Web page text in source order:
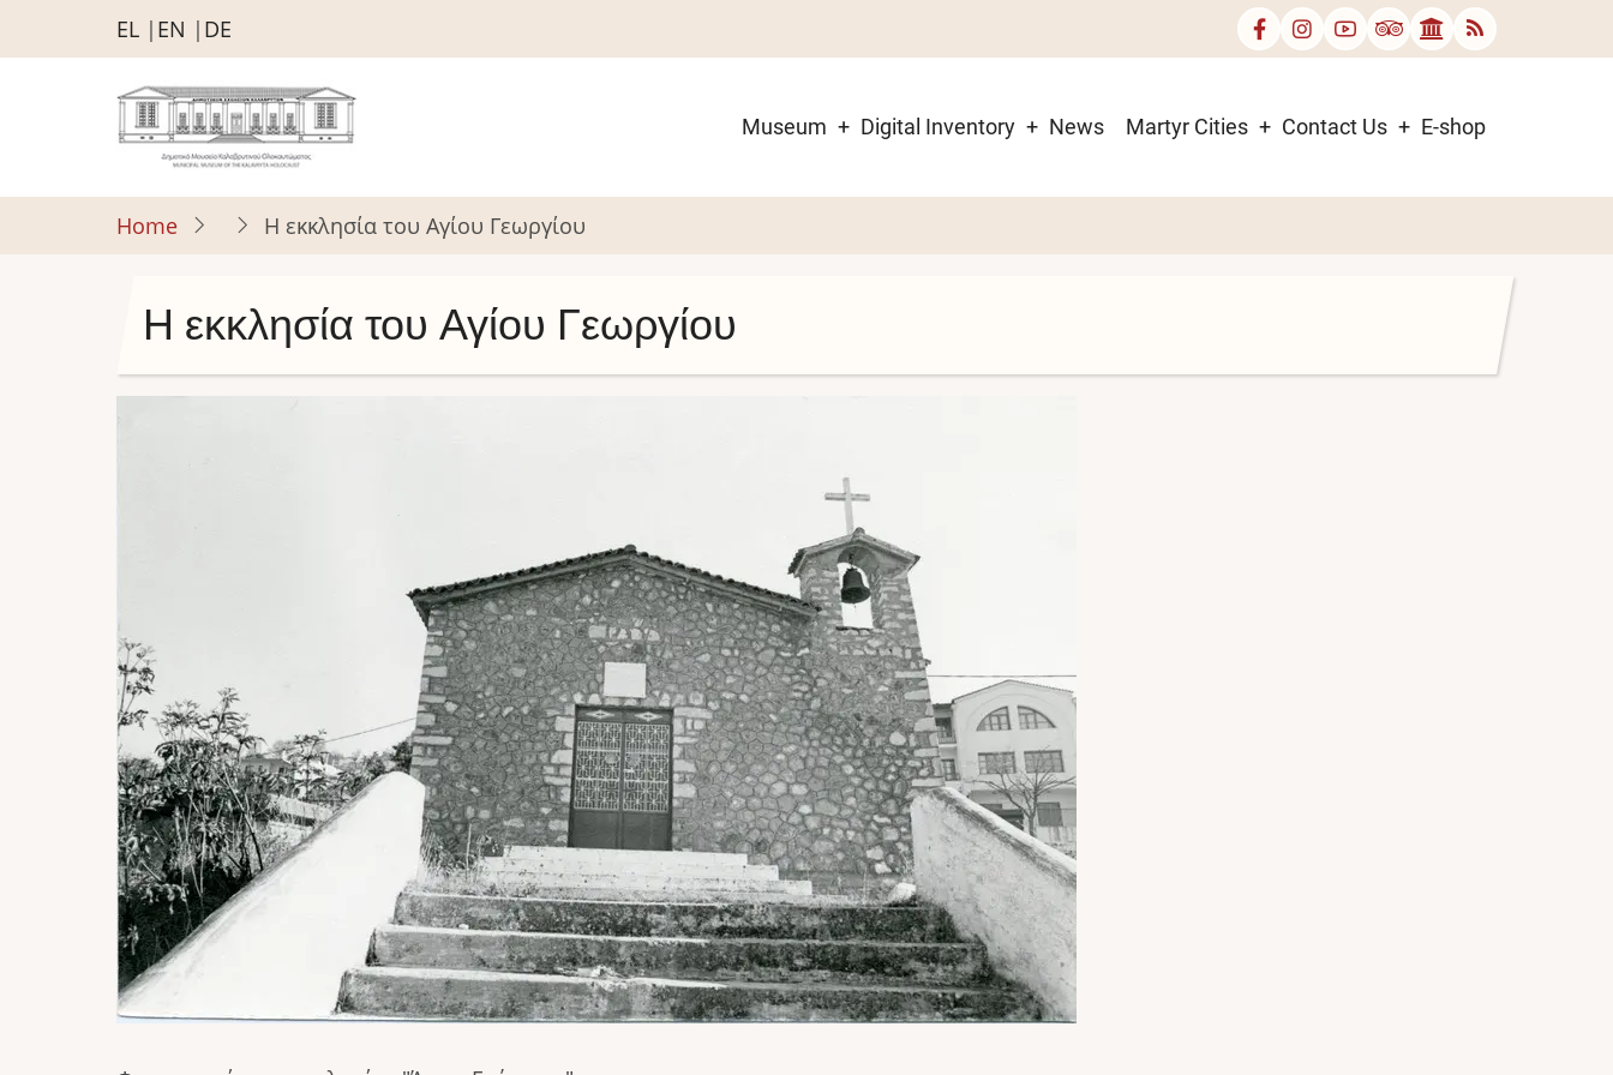
to
EL EN DE
Museum Digital Inventory News Martyr Cities Contact Us E-shop
Home Η εκκλησία του Αγίου Γεωργίου
Η εκκλησία του Αγίου Γεωργίου